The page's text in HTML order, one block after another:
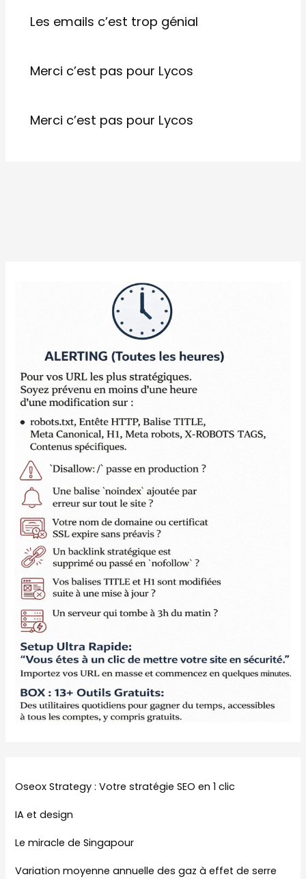
Les emails c’est trop génial
Merci c’est pas pour Lycos
Merci c’est pas pour Lycos
Oseox Strategy : Votre stratégie SEO en 1 clic
IA et design
Le miracle de Singapour
Variation moyenne annuelle des gaz à effet de serre